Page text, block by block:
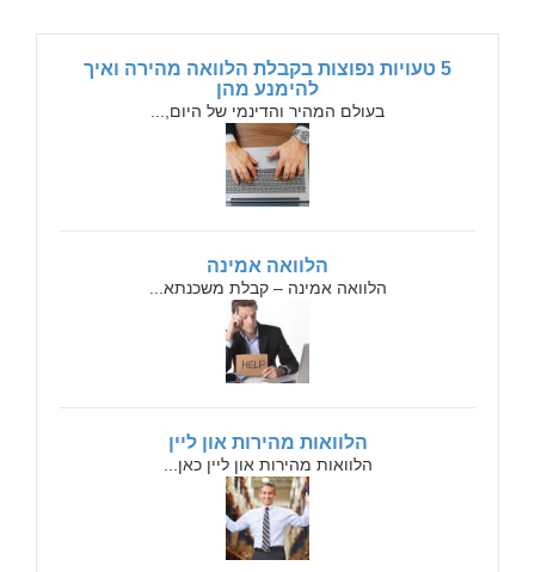
5 טעויות נפוצות בקבלת הלוואה מהירה ואיך
להימנע מהן
בעולם המהיר והדינמי של היום,...
הלוואה אמינה
הלוואה אמינה – קבלת משכנתא...
הלוואות מהירות און ליין
הלוואות מהירות און ליין כאן...